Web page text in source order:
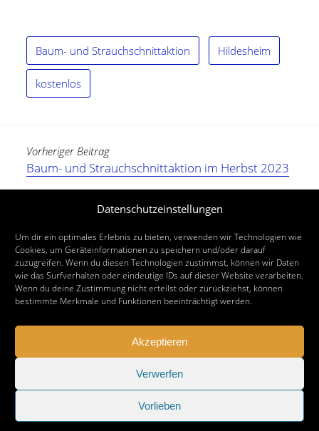
Datenschutzeinstellungen
Um dir ein optimales Erlebnis zu bieten, verwenden wir Technologien wie
Cookies, um Geräteinformationen zu speichern und/oder darauf
zuzugreifen. Wenn du diesen Technologien zustimmst, können wir Daten
wie das Surfverhalten oder eindeutige IDs auf dieser Website verarbeiten.
Wenn du deine Zustimmung nicht erteilst oder zurückziehst, können
bestimmte Merkmale und Funktionen beeinträchtigt werden.
Akzeptieren
Verwerfen
Vorlieben
Baum- und Strauchschnittaktion Hildesheim
kostenlos
Vorheriger Beitrag
Baum- und Strauchschnittaktion im Herbst 2023
Nächster Beitrag
Baum- und Strauchschnittaktion im Herbst 2024